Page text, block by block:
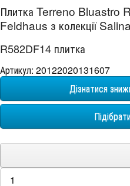
Плитка Terreno Bluastro
Feldhaus з колекції
R582DF14 плитка
Артикул: 20122020131607
Дізнатися